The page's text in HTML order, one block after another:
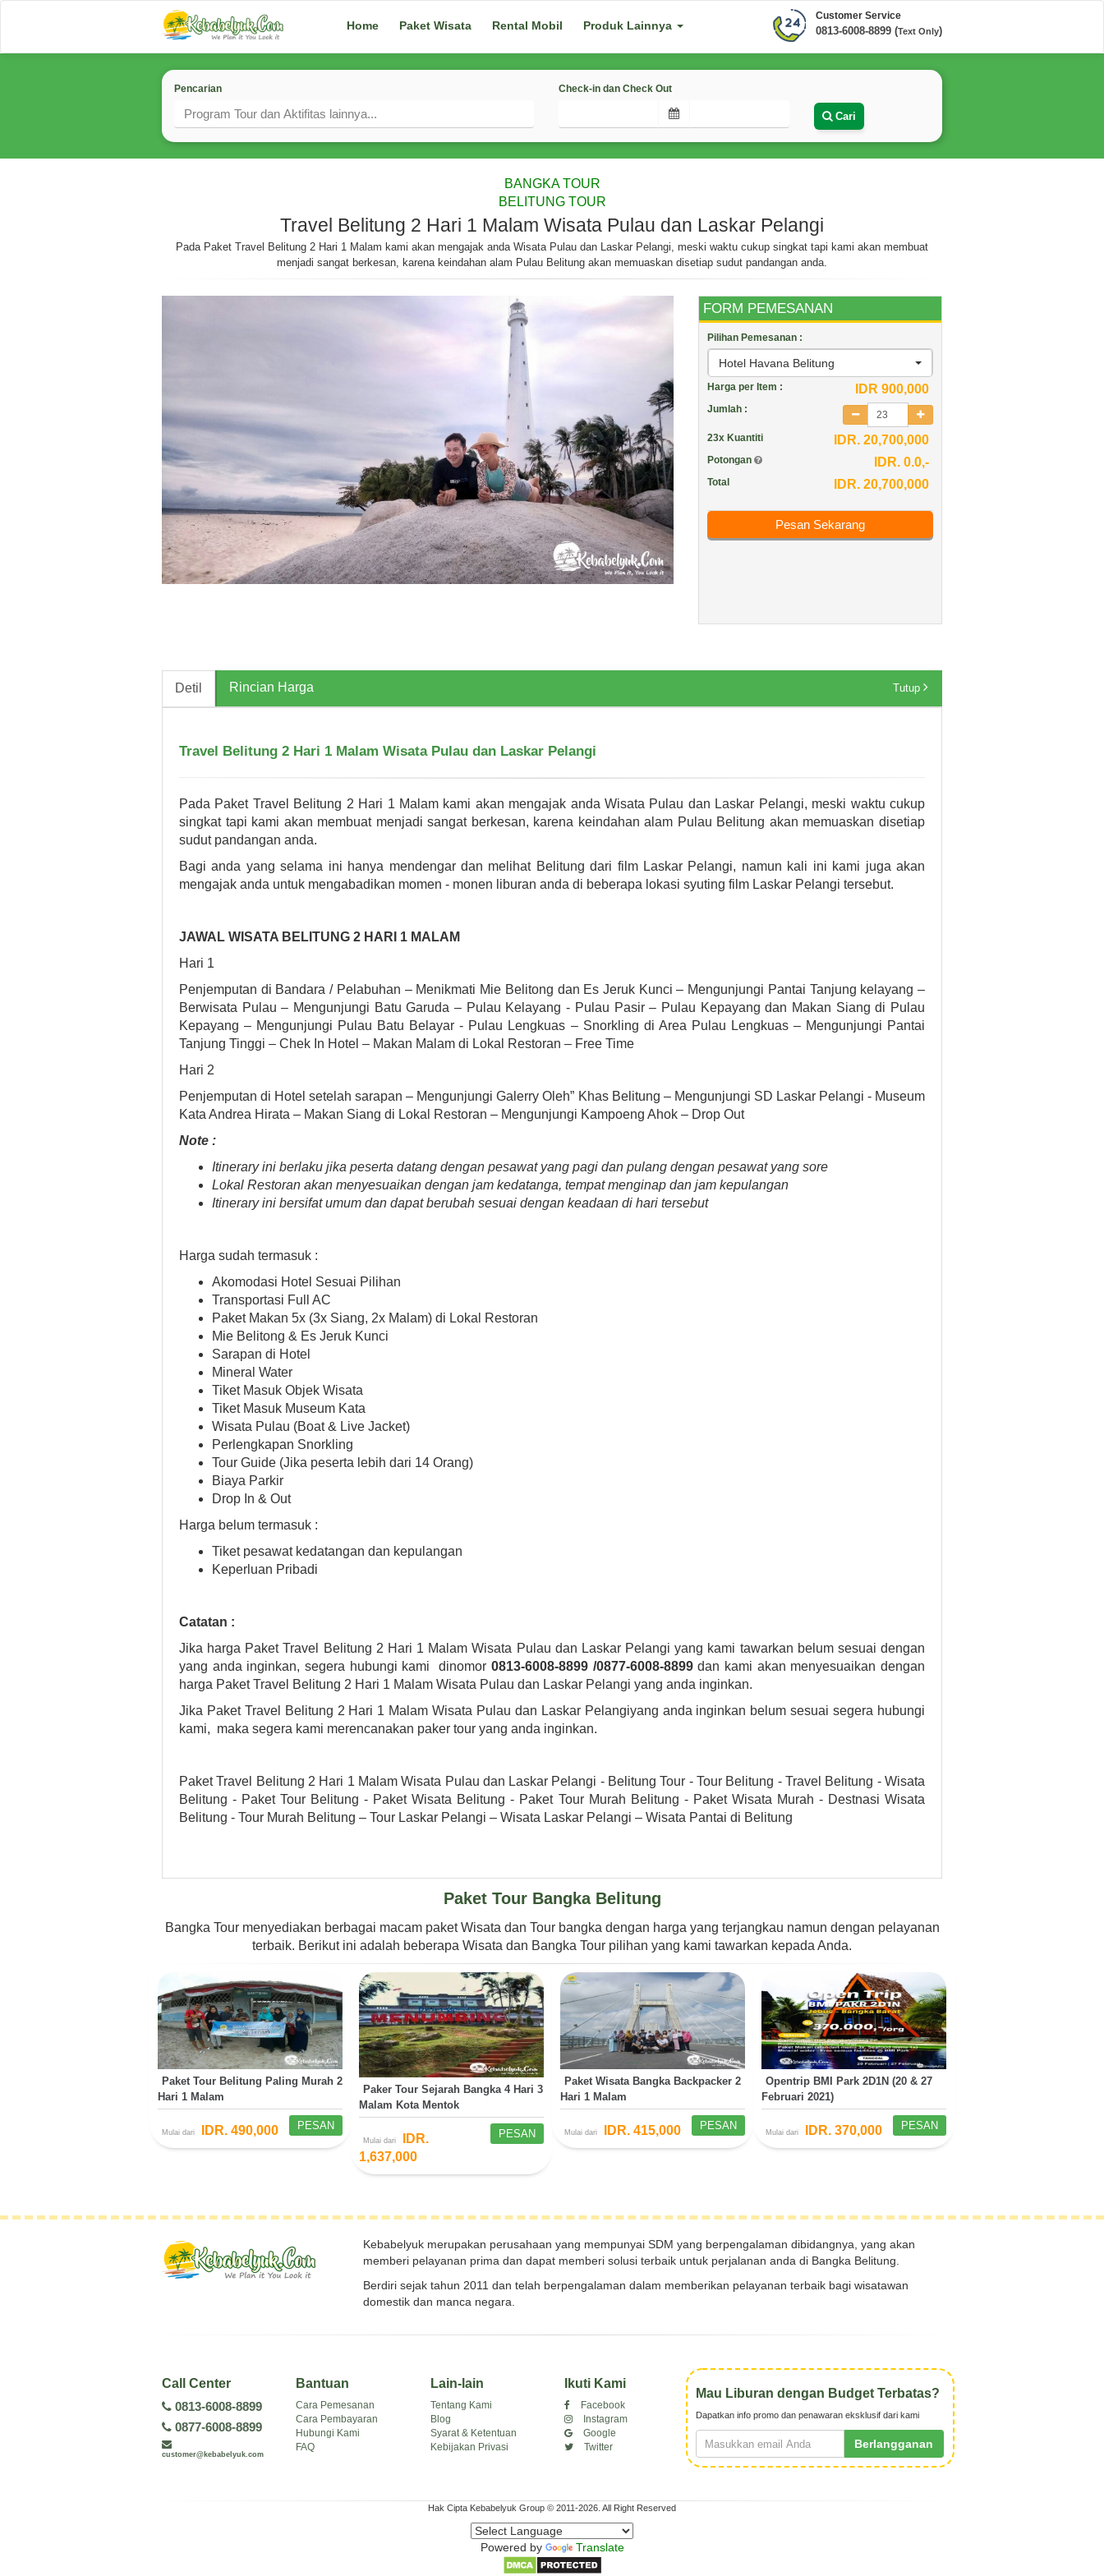
Home Paket Wisata Rental Mobil Produk Lainnya
Customer Service
0813-6008-8899 (Text Only)
Pencarian Check-in dan Check Out
Cari
BANGKA TOUR
BELITUNG TOUR
Travel Belitung 2 Hari 1 Malam Wisata Pulau dan Laskar Pelangi
Pada Paket Travel Belitung 2 Hari 1 Malam kami akan mengajak anda Wisata Pulau dan Laskar Pelangi, meski waktu cukup singkat tapi kami akan membuat
menjadi sangat berkesan, karena keindahan alam Pulau Belitung akan memuaskan disetiap sudut pandangan anda.
FORM PEMESANAN
Pilihan Pemesanan :
Hotel Havana Belitung
Harga per Item : IDR 900,000
Jumlah :
23x Kuantiti IDR. 20,700,000
Potongan IDR. 0.0,-
Total IDR. 20,700,000
Pesan Sekarang
Detil Rincian Harga Tutup
Travel Belitung 2 Hari 1 Malam Wisata Pulau dan Laskar Pelangi
Pada Paket Travel Belitung 2 Hari 1 Malam kami akan mengajak anda Wisata Pulau dan Laskar Pelangi, meski waktu cukup
singkat tapi kami akan membuat menjadi sangat berkesan, karena keindahan alam Pulau Belitung akan memuaskan disetiap
sudut pandangan anda.
Bagi anda yang selama ini hanya mendengar dan melihat Belitung dari film Laskar Pelangi, namun kali ini kami juga akan
mengajak anda untuk mengabadikan momen - monen liburan anda di beberapa lokasi syuting film Laskar Pelangi tersebut.
JAWAL WISATA BELITUNG 2 HARI 1 MALAM
Hari 1
Penjemputan di Bandara / Pelabuhan – Menikmati Mie Belitong dan Es Jeruk Kunci – Mengunjungi Pantai Tanjung kelayang –
Berwisata Pulau – Mengunjungi Batu Garuda – Pulau Kelayang - Pulau Pasir – Pulau Kepayang dan Makan Siang di Pulau
Kepayang – Mengunjungi Pulau Batu Belayar - Pulau Lengkuas – Snorkling di Area Pulau Lengkuas – Mengunjungi Pantai
Tanjung Tinggi – Chek In Hotel – Makan Malam di Lokal Restoran – Free Time
Hari 2
Penjemputan di Hotel setelah sarapan – Mengunjungi Galerry Oleh” Khas Belitung – Mengunjungi SD Laskar Pelangi - Museum
Kata Andrea Hirata – Makan Siang di Lokal Restoran – Mengunjungi Kampoeng Ahok – Drop Out
Note :
Itinerary ini berlaku jika peserta datang dengan pesawat yang pagi dan pulang dengan pesawat yang sore
Lokal Restoran akan menyesuaikan dengan jam kedatanga, tempat menginap dan jam kepulangan
Itinerary ini bersifat umum dan dapat berubah sesuai dengan keadaan di hari tersebut
Harga sudah termasuk :
Akomodasi Hotel Sesuai Pilihan
Transportasi Full AC
Paket Makan 5x (3x Siang, 2x Malam) di Lokal Restoran
Mie Belitong & Es Jeruk Kunci
Sarapan di Hotel
Mineral Water
Tiket Masuk Objek Wisata
Tiket Masuk Museum Kata
Wisata Pulau (Boat & Live Jacket)
Perlengkapan Snorkling
Tour Guide (Jika peserta lebih dari 14 Orang)
Biaya Parkir
Drop In & Out
Harga belum termasuk :
Tiket pesawat kedatangan dan kepulangan
Keperluan Pribadi
Catatan :
Jika harga Paket Travel Belitung 2 Hari 1 Malam Wisata Pulau dan Laskar Pelangi yang kami tawarkan belum sesuai dengan
yang anda inginkan, segera hubungi kami dinomor 0813-6008-8899 /0877-6008-8899dan kami akan menyesuaikan dengan
harga Paket Travel Belitung 2 Hari 1 Malam Wisata Pulau dan Laskar Pelangi yang anda inginkan.
Jika Paket Travel Belitung 2 Hari 1 Malam Wisata Pulau dan Laskar Pelangiyang anda inginkan belum sesuai segera hubungi
kami, maka segera kami merencanakan paker tour yang anda inginkan.
Paket Travel Belitung 2 Hari 1 Malam Wisata Pulau dan Laskar Pelangi - Belitung Tour - Tour Belitung - Travel Belitung - Wisata
Belitung - Paket Tour Belitung - Paket Wisata Belitung - Paket Tour Murah Belitung - Paket Wisata Murah - Destnasi Wisata
Belitung - Tour Murah Belitung – Tour Laskar Pelangi – Wisata Laskar Pelangi – Wisata Pantai di Belitung
Paket Tour Bangka Belitung
Bangka Tour menyediakan berbagai macam paket Wisata dan Tour bangka dengan harga yang terjangkau namun dengan pelayanan
terbaik. Berikut ini adalah beberapa Wisata dan Bangka Tour pilihan yang kami tawarkan kepada Anda.
Paket Tour Belitung Paling Murah 2
Hari 1 Malam
PESAN
Mulai dari IDR. 490,000
Paker Tour Sejarah Bangka 4 Hari 3
Malam Kota Mentok
PESAN
Mulai dari
IDR.
1,637,000
Paket Wisata Bangka Backpacker 2
Hari 1 Malam
PESAN
Mulai dari IDR. 415,000
Opentrip BMI Park 2D1N (20 & 27
Februari 2021)
PESAN
Mulai dari IDR. 370,000
Kebabelyuk merupakan perusahaan yang mempunyai SDM yang berpengalaman dibidangnya, yang akan
memberi pelayanan prima dan dapat memberi solusi terbaik untuk perjalanan anda di Bangka Belitung.
Berdiri sejak tahun 2011 dan telah berpengalaman dalam memberikan pelayanan terbaik bagi wisatawan
domestik dan manca negara.
Call Center
0813-6008-8899
0877-6008-8899
customer@kebabelyuk.com
Bantuan
Cara Pemesanan
Cara Pembayaran
Hubungi Kami
FAQ
Lain-lain
Tentang Kami
Blog
Syarat & Ketentuan
Kebijakan Privasi
Ikuti Kami
Facebook
Instagram
Google
Twitter
Mau Liburan dengan Budget Terbatas?
Dapatkan info promo dan penawaran eksklusif dari kami
Berlangganan
Hak Cipta Kebabelyuk Group © 2011-2026. All Right Reserved
Powered by Translate